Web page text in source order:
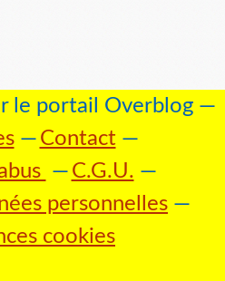
le portail Overblog
Contact
C.G.U.
personnelles
cookies